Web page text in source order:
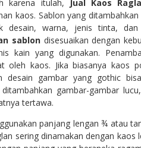
karena itulah,
Jual Kaos
kaos. Sablon yang
desain, warna, jenis tinta, dan
sablon disesuaikan dengan
kain yang digunakan.
oleh kaos. Jika biasanya kaos
desain gambar yang gothic
gambar-gambar
tertawa.
panjang lengan ¾ atau
sering dinamakan dengan kaos